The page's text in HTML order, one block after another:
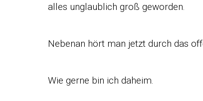
alles unglaublich groß geworden.
Nebenan hört man jetzt durch das
Wie gerne bin ich daheim.